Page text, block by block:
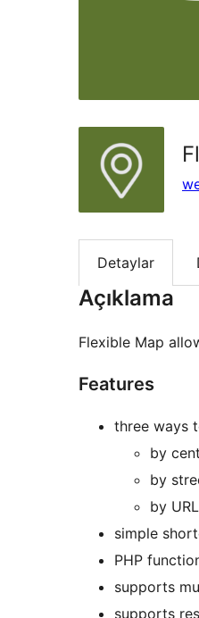
Detaylar
Açıklama
Flexible Map
Features
three ways
by
by
by
simple
PHP
supports
supports